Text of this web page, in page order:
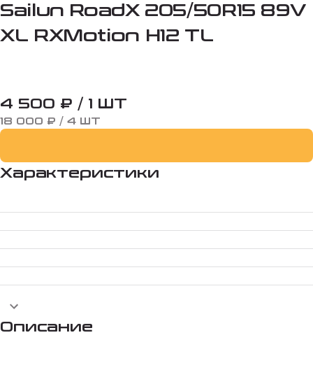
Sailun RoadX 205/50R15 89V
XL RXMotion H12 TL
4 500 ₽ / 1 ШТ
18 000 ₽ / 4 ШТ
Характеристики
Описание